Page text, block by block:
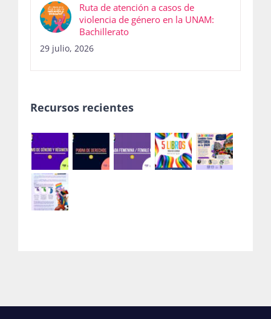
Ruta de atención a casos de
violencia de género en la UNAM:
Bachillerato
29 julio, 2026
Recursos recientes